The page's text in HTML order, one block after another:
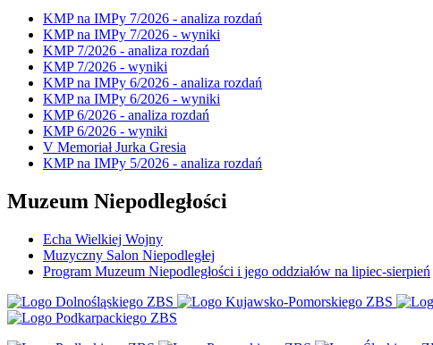
KMP na IMPy 7/2026 - analiza rozdań
KMP na IMPy 7/2026 - wyniki
KMP 7/2026 - analiza rozdań
KMP 7/2026 - wyniki
KMP na IMPy 6/2026 - analiza rozdań
KMP na IMPy 6/2026 - wyniki
KMP 6/2026 - analiza rozdań
KMP 6/2026 - wyniki
V Memoriał Jurka Gresia
KMP na IMPy 5/2026 - analiza rozdań
Muzeum Niepodległości
Echa Wielkiej Wojny
Muzyczny Salon Niepodległej
Program Muzeum Niepodległości i jego oddziałów na lipiec-sierpień